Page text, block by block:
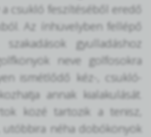
csukló feszítéséből eredő
Az ínhüvelyben fellépő
gyulladáshoz
neve golfosokra
ismétlődő kéz-, csukló-
annak kialakulását.
közé tartozik a tenisz,
utóbbira néha dobókönyök